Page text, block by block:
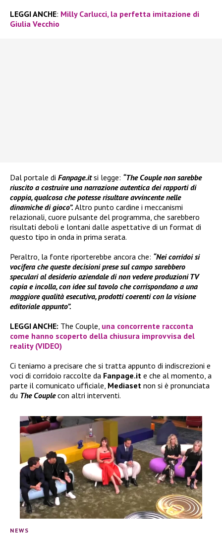
LEGGI ANCHE: Milly Carlucci, la perfetta imitazione di
Giulia Vecchio
Dal portale di Fanpage.itsi legge: “The Couple non sarebbe
riuscito a costruire una narrazione autentica dei rapporti di
coppia, qualcosa che potesse risultare avvincente nelle
dinamiche di gioco”. Altro punto cardine i meccanismi
relazionali, cuore pulsante del programma, che sarebbero
risultati deboli e lontani dalle aspettative di un format di
questo tipo in onda in prima serata.
Peraltro, la fonte riporterebbe ancora che: “Nei corridoi si
vocifera che queste decisioni prese sul campo sarebbero
speculari al desiderio aziendale di non vedere produzioni TV
copia e incolla, con idee sul tavolo che corrispondano a una
maggiore qualità esecutiva, prodotti coerenti con la visione
editoriale appunto”.
LEGGI ANCHE: The Couple, una concorrente racconta
come hanno scoperto della chiusura improvvisa del
reality (VIDEO)
Ci teniamo a precisare che si tratta appunto di indiscrezioni e
voci di corridoio raccolte da Fanpage.it e che al momento, a
parte il comunicato ufficiale, Mediaset non si è pronunciata
du The Couplecon altri interventi.
NEWS